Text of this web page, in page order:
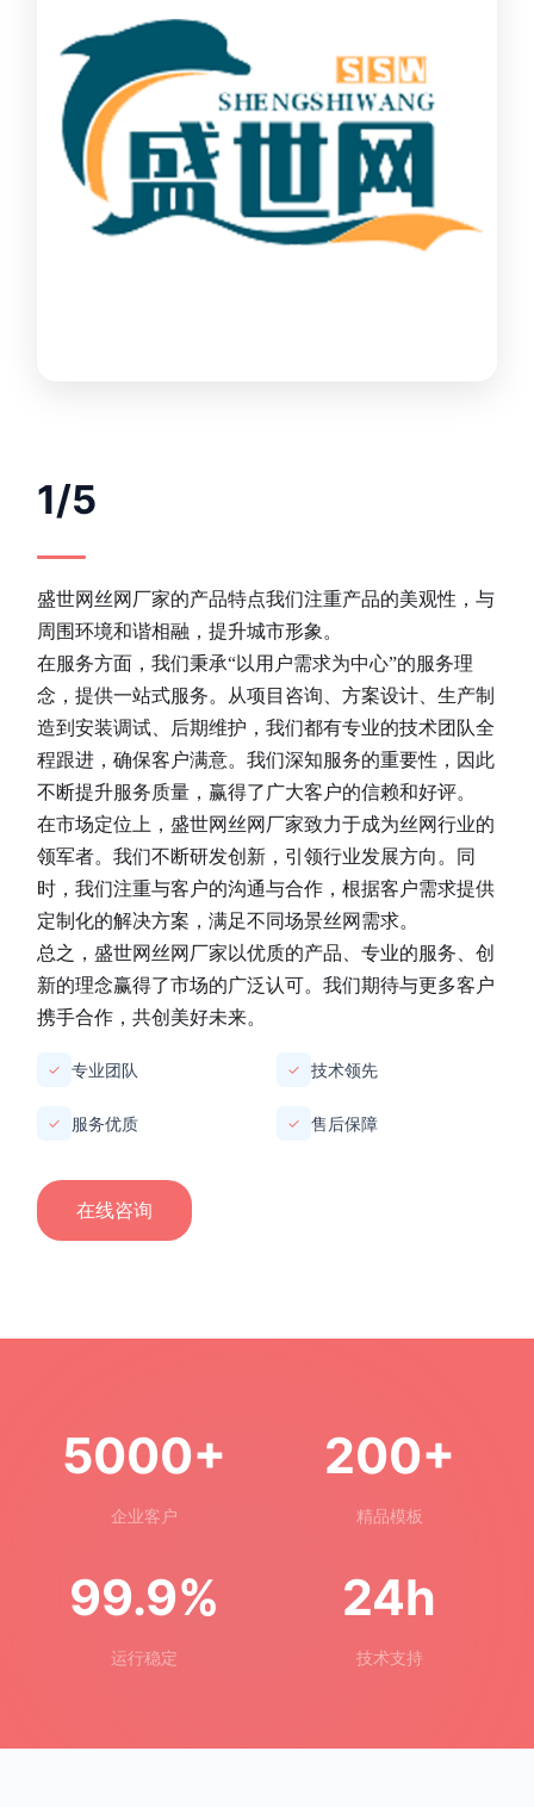
1/5
盛世网丝网厂家的产品特点我们注重产品的美观性，与
周围环境和谐相融，提升城市形象。
在服务方面，我们秉承“以用户需求为中心”的服务理
念，提供一站式服务。从项目咨询、方案设计、生产制
造到安装调试、后期维护，我们都有专业的技术团队全
程跟进，确保客户满意。我们深知服务的重要性，因此
不断提升服务质量，赢得了广大客户的信赖和好评。
在市场定位上， 盛世网丝网厂家致力于成为丝网行业的
领军者。我们不断研发创新，引领行业发展方向。同
时，我们注重与客户的沟通与合作，根据客户需求提供
定制化的解决方案，满足不同场景丝网需求。
总之， 盛世网丝网厂家以优质的产品、专业的服务、创
新的理念赢得了市场的广泛认可。我们期待与更多客户
携手合作，共创美好未来。
✓ 专业团队 ✓ 技术领先
✓ 服务优质 ✓ 售后保障
在线咨询
5000+
企业客户
200+
精品模板
99.9%
运行稳定
24h
技术支持